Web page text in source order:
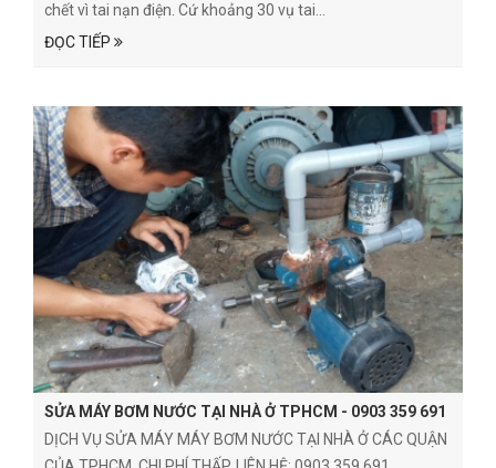
chết vì tai nạn điện. Cứ khoảng 30 vụ tai...
ĐỌC TIẾP
SỬA MÁY BƠM NƯỚC TẠI NHÀ Ở TPHCM - 0903 359 691
DỊCH VỤ SỬA MÁY MÁY BƠM NƯỚC TẠI NHÀ Ở CÁC QUẬN